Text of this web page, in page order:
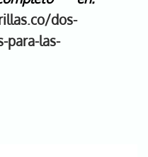
dos-
para-las-